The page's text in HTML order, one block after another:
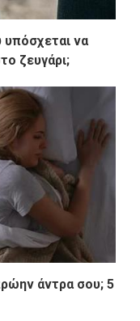
υπόσχεται να
ζευγάρι;
άντρα σου; 5